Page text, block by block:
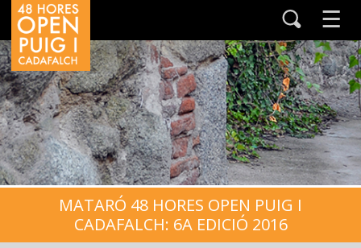
MATARÓ 48 HORES OPEN PUIG I
CADAFALCH: 6A EDICIÓ 2016